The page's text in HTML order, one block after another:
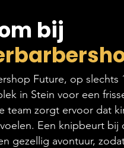
bij
Future, op slechts
in Stein voor een
team zorgt ervoor dat
Een knipbeurt bij
gezellig avontuur,